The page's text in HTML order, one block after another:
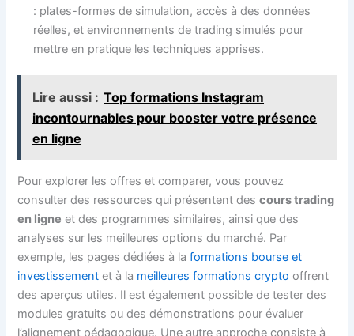
: plates-formes de simulation, accès à des données
réelles, et environnements de trading simulés pour
mettre en pratique les techniques apprises.
Lire aussi : Top formations Instagram
incontournables pour booster votre présence
en ligne
Pour explorer les offres et comparer, vous pouvez
consulter des ressources qui présentent descours trading
en ligne et des programmes similaires, ainsi que des
analyses sur les meilleures options du marché. Par
exemple, les pages dédiées à laformations bourse et
investissement et à la meilleures formations crypto offrent
des aperçus utiles. Il est également possible de tester des
modules gratuits ou des démonstrations pour évaluer
l’alignement pédagogique. Une autre approche consiste à